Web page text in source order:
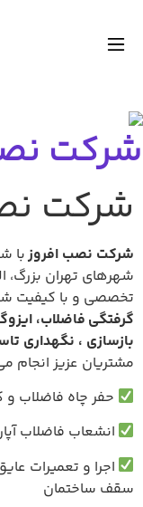
نصب
نصب
بزرگ، البرز، قم
کیفیت شهری و ارزان
ایزوگام،
تاسیسات و
انجام می دهد.
فاضلاب و کانال
آپارتمان به
عایق کاری و